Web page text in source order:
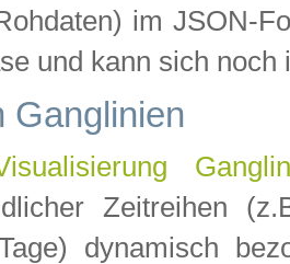
im JSON-
und kann sich noch
Ganglinien
Zeitreihen
dynamisch